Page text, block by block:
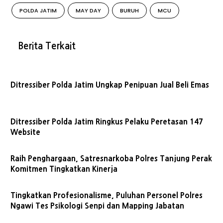
POLDA JATIM MAY DAY BURUH MCU
Berita Terkait
Ditressiber Polda Jatim Ungkap Penipuan Jual Beli Emas
Ditressiber Polda Jatim Ringkus Pelaku Peretasan 147
Website
Raih Penghargaan, Satresnarkoba Polres Tanjung Perak
Komitmen Tingkatkan Kinerja
Tingkatkan Profesionalisme, Puluhan Personel Polres
Ngawi Tes Psikologi Senpi dan Mapping Jabatan